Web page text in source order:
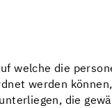
welche die
werden
die